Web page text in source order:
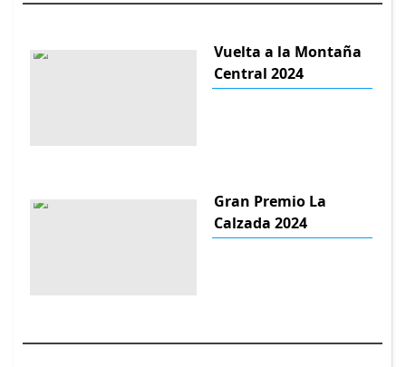
Vuelta a la Montaña
Central 2024
Gran Premio La
Calzada 2024